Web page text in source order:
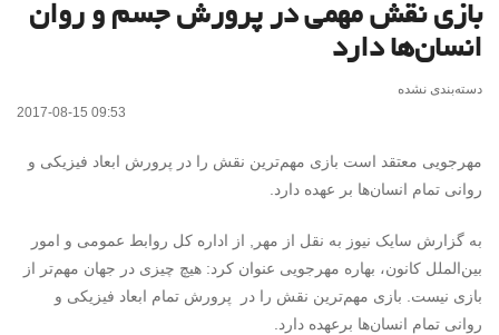
بازی نقش مهمی در پرورش جسم و روان
انسان‌ها دارد
دسته‌بندی نشده
2017-08-15 09:53
مهرجویی معتقد است بازی مهم‌ترین نقش را در پرورش ابعاد فیزیکی و
روانی تمام انسان‌ها بر عهده دارد.
به گزارش سایک نیوز به نقل از مهر, از اداره کل روابط عمومی و امور
بین‌الملل کانون، بهاره مهرجویی عنوان کرد: هیچ چیزی در جهان مهم‌تر از
بازی نیست. بازی مهم‌ترین نقش را در پرورش تمام ابعاد فیزیکی و
روانی تمام انسان‌ها برعهده دارد.